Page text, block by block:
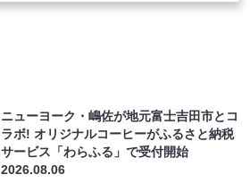
ニューヨーク・嶋佐が地元富士吉田市とコ
ラボ! オリジナルコーヒーがふるさと納税
サービス「わらふる」で受付開始
2026.08.06